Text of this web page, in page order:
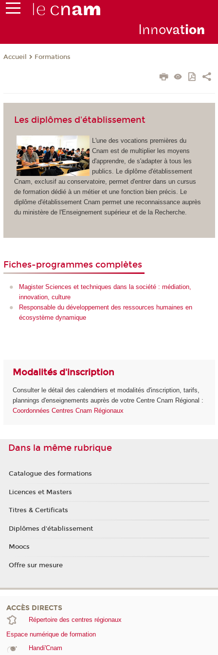
Innovation
Accueil Formations
Les diplômes d'établissement
L'une des vocations premières du
Cnam est de multiplier les moyens
d'apprendre, de s'adapter à tous les
publics. Le diplôme d'établissement
Cnam, exclusif au conservatoire, permet d'entrer dans un cursus
de formation dédié à un métier et une fonction bien précis. Le
diplôme d'établissementCnam permet une reconnaissance auprès
du ministère de l'Enseignement supérieur et de la Recherche.
Fiches-programmes complètes
Magister Sciences et techniques dans la société : médiation,
innovation, culture
Responsable du développement des ressources humaines en
écosystème dynamique
Modalités d'inscription
Consulter le détail des calendriers et modalités d'inscription, tarifs,
plannings d'enseignements auprès de votre Centre Cnam Régional :
Coordonnées Centres Cnam Régionaux
Dans la même rubrique
Catalogue des formations
Licences et Masters
Titres & Certificats
Diplômes d'établissement
Moocs
Offre sur mesure
ACCÈS DIRECTS
Répertoire des centres régionaux
Espace numérique de formation
Handi'Cnam